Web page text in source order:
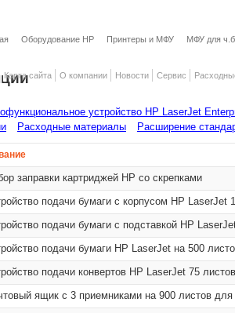
Карта сайта О компании Новости Сервис
Оборудование HP Принтеры и МФУ МФУ для
устройство HP LaserJet
Расходные материалы Расширение
заправки картриджей HP со скрепками
подачи бумаги с корпусом HP LaserJet
подачи бумаги с подставкой HP
подачи бумаги HP LaserJet на 500
подачи конвертов HP LaserJet 75 листов
ящик с 3 приемниками на 900 листов для